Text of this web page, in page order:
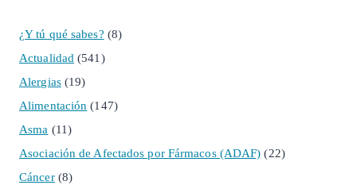
¿Y tú qué sabes? (8)
Actualidad (541)
Alergias(19)
Alimentación (147)
Asma (11)
Asociación de Afectados por Fármacos (ADAF) (22)
Cáncer(8)